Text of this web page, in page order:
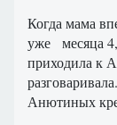
Когда мама
уже месяца 4,
приходила к
Анютиных